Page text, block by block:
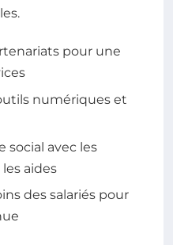
pour une
numériques et
social avec les
aides
des salariés pour